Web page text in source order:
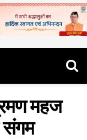
महज
संगम